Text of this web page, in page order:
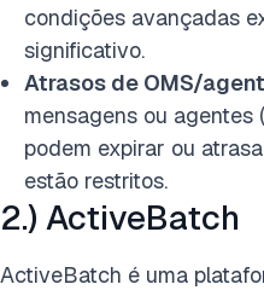
condições avançadas
significativo.
Atrasos de OMS/
mensagens ou agentes
podem expirar ou
estão restritos.
2.) ActiveBatch
ActiveBatch é uma